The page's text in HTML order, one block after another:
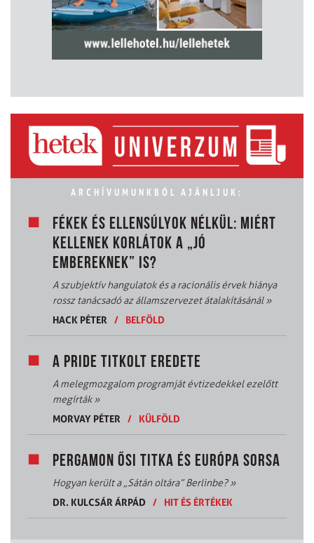
ARCHÍVUMUNKBÓL AJÁNLJUK:
FÉKEK ÉS ELLENSÚLYOK NÉLKÜL: MIÉRT
KELLENEK KORLÁTOK A „JÓ
EMBEREKNEK” IS?
A szubjektív hangulatok és a racionális érvek hiánya
rossz tanácsadó az államszervezet átalakításánál»
HACK PÉTER
/ BELFÖLD
A PRIDE TITKOLT EREDETE
A melegmozgalom programját évtizedekkel ezelőtt
megírták»
MORVAY PÉTER
/ KÜLFÖLD
PERGAMON ŐSI TITKA ÉS EURÓPA SORSA
Hogyan került a „Sátán oltára” Berlinbe?»
DR. KULCSÁR ÁRPÁD
/ HIT ÉS ÉRTÉKEK